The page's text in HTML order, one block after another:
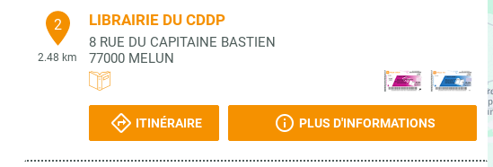
2
2.48 km
LIBRAIRIE DU CDDP
8 RUE DU CAPITAINE BASTIEN
77000 MELUN
ITINÉRAIRE PLUS D'INFORMATIONS